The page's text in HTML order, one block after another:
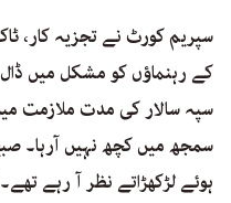
‏سپریم کورٹ نے تجزیہ کار،
کے رہنماؤں کو مشکل میں
سپہ سالار کی مدت ملازمت
سمجھ میں کچھ نہیں آرہا۔
ہوئے لڑکھڑاتے نظر آ رہے